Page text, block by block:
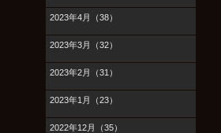
2023年4月（38）
2023年3月（32）
2023年2月（31）
2023年1月（23）
2022年12月（35）